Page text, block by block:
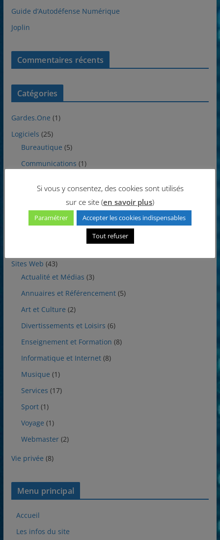
Guide d’Autodéfense Numérique
Joplin
Commentaires récents
Catégories
Gardes.One (1)
Logiciels (25)
Bureautique (5)
Communications (1)
Multimédia(8)
Protections(1)
Sites Web (43)
Actualité et Médias (3)
Annuaires et Référencement(5)
Art et Culture (2)
Divertissements et Loisirs (6)
Enseignement et Formation (8)
Informatique et Internet(8)
Musique (1)
Services (17)
Sport(1)
Voyage (1)
Webmaster(2)
Vie privée (8)
Menu principal
Accueil
Les infos du site
Si vous y consentez, des cookies sont utilisés
sur ce site (en savoir plus)
Paramétrer Accepter les cookies indispensables
Tout refuser